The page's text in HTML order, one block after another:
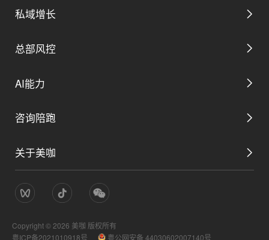
数字管理后台
私域增长
私域营销解决方案
总部风控
平台用工解决方案
AI巡店解决方案
AI能力
AI总裁助理
AI服务助理
咨询陪跑
AI数字门店总部方案
AI数字门店咨询陪跑
关于美咖
公司简介
管理团队
Copyright © 2026 美咖 版权所有
粤ICP备2021010918号
粤公网安备 44030602007140号